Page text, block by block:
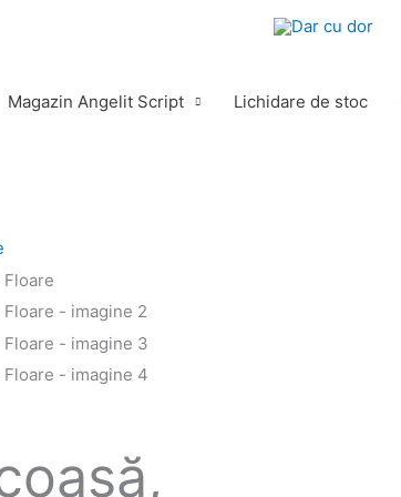
Magazin Angelit Script Lichidare de stoc
mai
multe
variații.
alese
are
mai
multe
variații.
alese